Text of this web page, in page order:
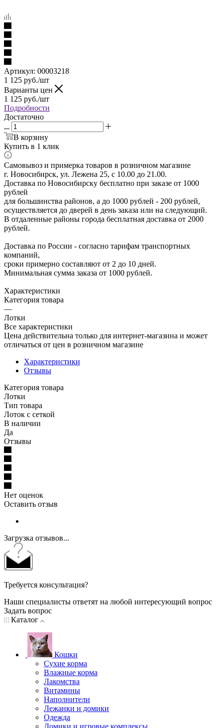
Артикул: 00003218
1 125 руб./шт
Варианты цен
1 125 руб./шт
Подробности
Достаточно
В корзину
Купить в 1 клик
Самовывоз и примерка товаров в розничном магазине
г. Новосибирск, ул. Лежена 25, с 10.00 до 21.00.
Доставка по Новосибирску бесплатно при заказе от 1000
рублей
для большинства районов, а до 1000 рублей - 200 рублей,
осуществляется до дверей в день заказа или на следующий.
В отдаленные районы города бесплатная доставка от 2000
рублей.
Доставка по России - согласно тарифам транспортных
компаний,
сроки примерно составляют от 2 до 10 дней.
Минимальная сумма заказа от 1000 рублей.
Характеристики
Категория товара
—
Лотки
Все характеристики
Цена действительна только для интернет-магазина и может
отличаться от цен в розничном магазине
Характеристики
Отзывы
Категория товара
Лотки
Тип товара
Лоток с сеткой
В наличии
Да
Отзывы
Нет оценок
Оставить отзыв
Загрузка отзывов...
Требуется консультация?
Наши специалисты ответят на любой интересующий вопрос
Задать вопрос
Каталог
Кошки
Сухие корма
Влажные корма
Лакомства
Витамины
Наполнители
Лежанки и домики
Одежда
Домики и игровые комплексы